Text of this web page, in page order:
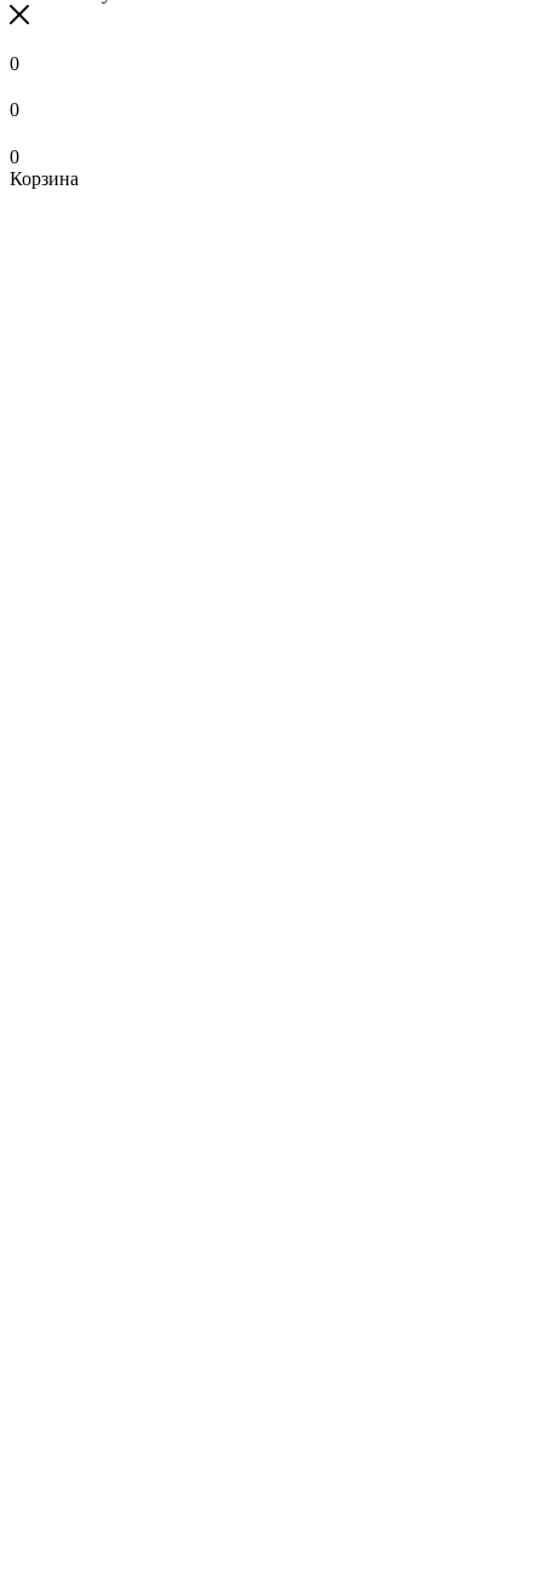
0
0
0
Корзина